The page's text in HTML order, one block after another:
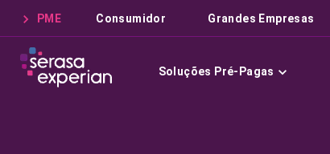
PME Consumidor Grandes Empresas
Soluções Pré-Pagas